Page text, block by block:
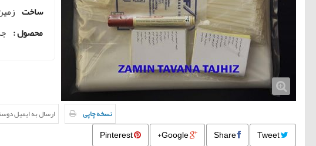
ساخت
محصول :
ارسال به ایمیل نسخه چاپی
Tweet
Share
Google+
Pinterest